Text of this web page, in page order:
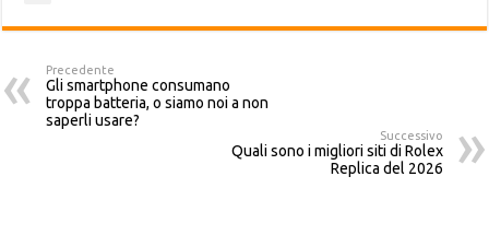
Precedente
Gli smartphone consumano
troppa batteria, o siamo noi a non
saperli usare?
Successivo
Quali sono i migliori siti di Rolex
Replica del 2026